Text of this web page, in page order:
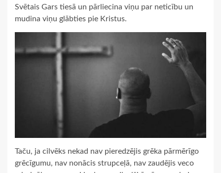
Svētais Gars tiesā un pārliecina viņu par neticību un
mudina viņu glābties pie Kristus.
Taču, ja cilvēks nekad nav pieredzējis grēka pārmērīgo
grēcīgumu, nav nonācis strupceļā, nav zaudējis veco